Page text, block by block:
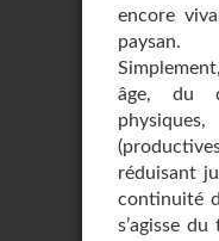
encore
paysan.
âge, du
réduisant
continuité
s’agisse